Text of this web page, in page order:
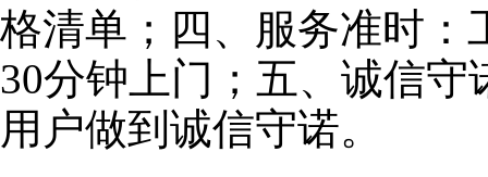
格清单；四、服务准时：
30分钟上门；五、诚信
用户做到诚信守诺。